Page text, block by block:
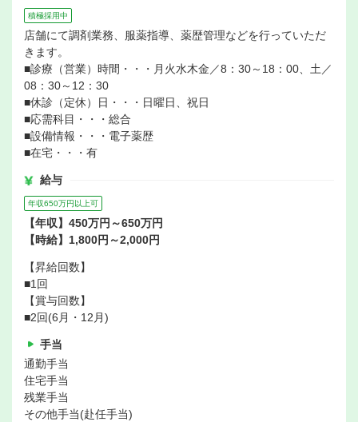
積極採用中
店舗にて調剤業務、服薬指導、薬歴管理などを行っていただ
きます。
■診療（営業）時間・・・月火水木金／8：30～18：00、土／
08：30～12：30
■休診（定休）日・・・日曜日、祝日
■応需科目・・・総合
■設備情報・・・電子薬歴
■在宅・・・有
給与
年収650万円以上可
【年収】450万円～650万円
【時給】1,800円～2,000円
【昇給回数】
■1回
【賞与回数】
■2回(6月・12月)
手当
通勤手当
住宅手当
残業手当
その他手当(赴任手当)